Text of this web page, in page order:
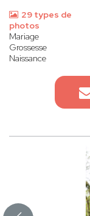
29 types de
photos
Mariage
Grossesse
Naissance